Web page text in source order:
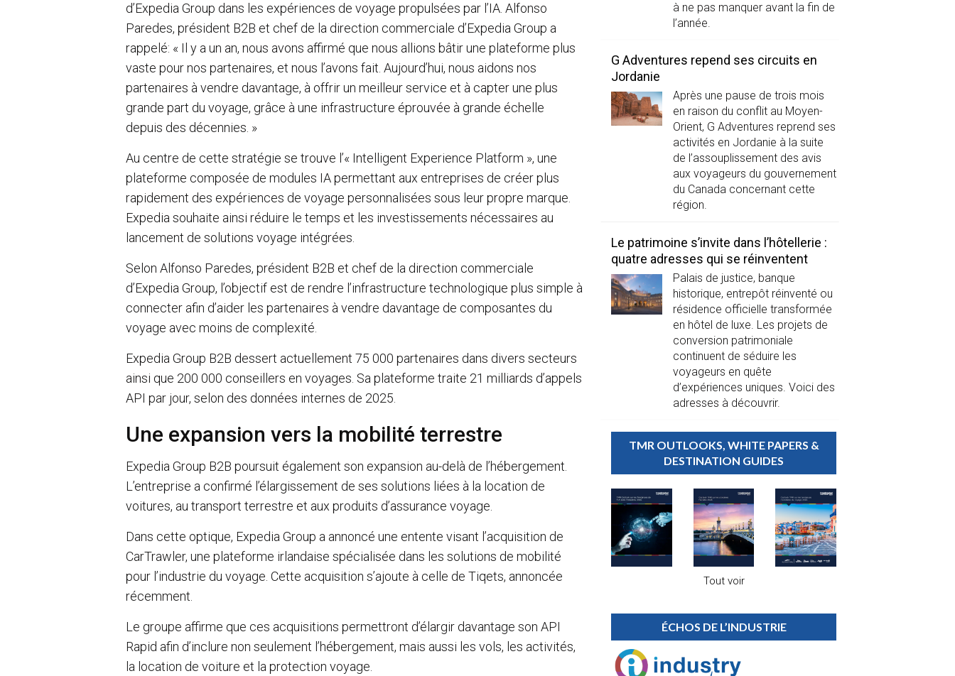
d’Expedia Group dans les expériences de voyage propulsées par l’IA. Alfonso
Paredes, président B2B et chef de la direction commerciale d’Expedia Group a
rappelé: « Il y a un an, nous avons affirmé que nous allions bâtir une plateforme plus
vaste pour nos partenaires, et nous l’avons fait. Aujourd’hui, nous aidons nos
partenaires à vendre davantage, à offrir un meilleur service et à capter une plus
grande part du voyage, grâce à une infrastructure éprouvée à grande échelle
depuis des décennies. »
Au centre de cette stratégie se trouve l’« Intelligent Experience Platform », une
plateforme composée de modules IA permettant aux entreprises de créer plus
rapidement des expériences de voyage personnalisées sous leur propre marque.
Expedia souhaite ainsi réduire le temps et les investissements nécessaires au
lancement de solutions voyage intégrées.
Selon Alfonso Paredes, président B2B et chef de la direction commerciale
d’Expedia Group, l’objectif est de rendre l’infrastructure technologique plus simple à
connecter afin d’aider les partenaires à vendre davantage de composantes du
voyage avec moins de complexité.
Expedia Group B2B dessert actuellement 75 000 partenaires dans divers secteurs
ainsi que 200 000 conseillers en voyages. Sa plateforme traite 21 milliards d’appels
API par jour, selon des données internes de 2025.
Une expansion vers la mobilité terrestre
Expedia Group B2B poursuit également son expansion au-delà de l’hébergement.
L’entreprise a confirmé l’élargissement de ses solutions liées à la location de
voitures, au transport terrestre et aux produits d’assurance voyage.
Dans cette optique, Expedia Group a annoncé une entente visant l’acquisition de
CarTrawler, une plateforme irlandaise spécialisée dans les solutions de mobilité
pour l’industrie du voyage. Cette acquisition s’ajoute à celle de Tiqets, annoncée
récemment.
Le groupe affirme que ces acquisitions permettront d’élargir davantage son API
Rapid afin d’inclure non seulement l’hébergement, mais aussi les vols, les activités,
la location de voiture et la protection voyage.
à ne pas manquer avant la fin de
l’année.
G Adventures repend ses circuits en
Jordanie
Après une pause de trois mois
en raison du conflit au Moyen-
Orient, G Adventures reprend ses
activités en Jordanie à la suite
de l’assouplissement des avis
aux voyageurs du gouvernement
du Canada concernant cette
région.
Le patrimoine s’invite dans l’hôtellerie :
quatre adresses qui se réinventent
Palais de justice, banque
historique, entrepôt réinventé ou
résidence officielle transformée
en hôtel de luxe. Les projets de
conversion patrimoniale
continuent de séduire les
voyageurs en quête
d’expériences uniques. Voici des
adresses à découvrir.
TMR OUTLOOKS, WHITE PAPERS &
DESTINATION GUIDES
Tout voir
ÉCHOS DE L’INDUSTRIE